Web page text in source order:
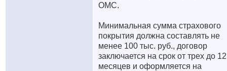
ОМС.
Минимальная сумма страхового
покрытия должна составлять не
менее 100 тыс. руб., договор
заключается на срок от трех до 12
месяцев и оформляется на